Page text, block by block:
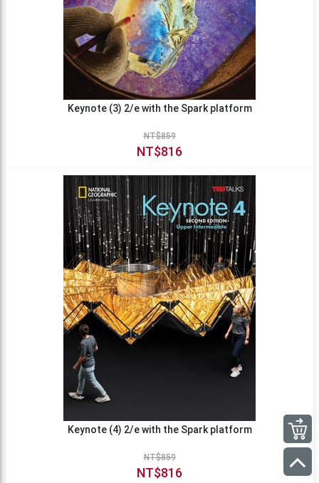
Keynote (3) 2/e with the Spark platform
NT$859
NT$816
Keynote (4) 2/e with the Spark platform
NT$859
NT$816